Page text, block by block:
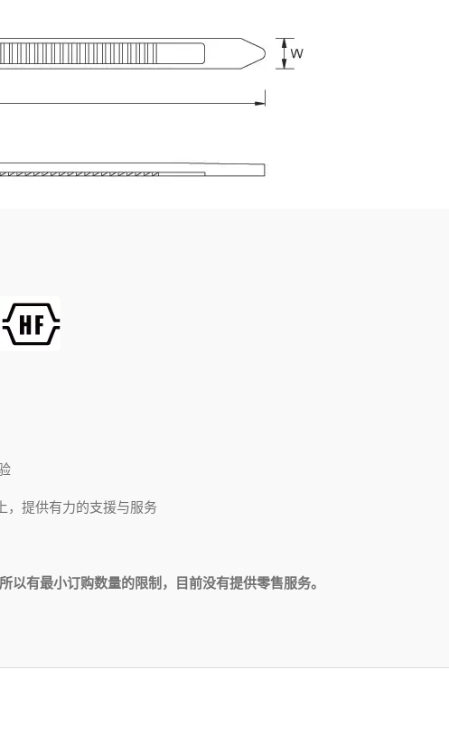
，提供有力的支援与服务
有最小订购数量的限制，目前没有提供零售服务。